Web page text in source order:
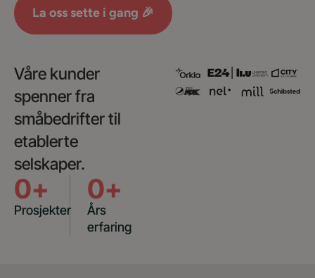
La oss sette i gang 🎉
Våre kunder
spenner fra
småbedrifter til
etablerte
selskaper.
Prosjekter
0+
Års
erfaring
0+